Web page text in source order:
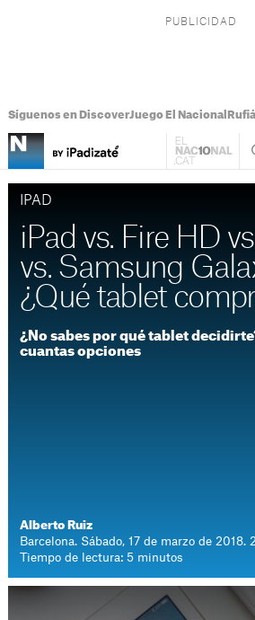
Síguenos en DiscoverJuego El Nacional
IPAD
iPad vs. Fire HD
vs. Samsung
¿Qué tablet
¿No sabes por qué tablet
cuantas opciones
Alberto Ruiz
Barcelona. Sábado, 17 de marzo de 2018.
Tiempo de lectura: 5 minutos